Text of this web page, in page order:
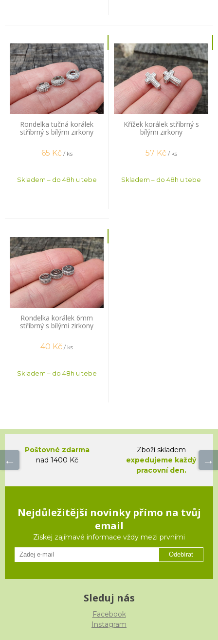
Rondelka tučná korálek
stříbrný s bílými zirkony
65 Kč / ks
Skladem – do 48h u tebe
Křížek korálek stříbrný s
bílými zirkony
57 Kč / ks
Skladem – do 48h u tebe
Rondelka korálek 6mm
stříbrný s bílými zirkony
40 Kč / ks
Skladem – do 48h u tebe
Poštovné zdarma
nad 1400 Kč
Zboží skladem
expedujeme každý
pracovní den.
Nejdůležitější novinky přímo na tvůj
email
Ziskej zajímavé informace vždy mezi prvními
Odebírat
Sleduj nás
Facebook
Instagram